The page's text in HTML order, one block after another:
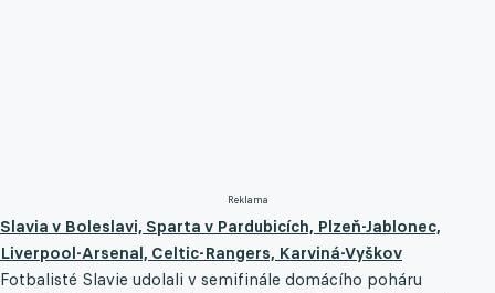
Reklama
Slavia v Boleslavi, Sparta v Pardubicích, Plzeň-Jablonec,
Liverpool-Arsenal, Celtic-Rangers, Karviná-Vyškov
Fotbalisté Slavie udolali v semifinále domácího poháru